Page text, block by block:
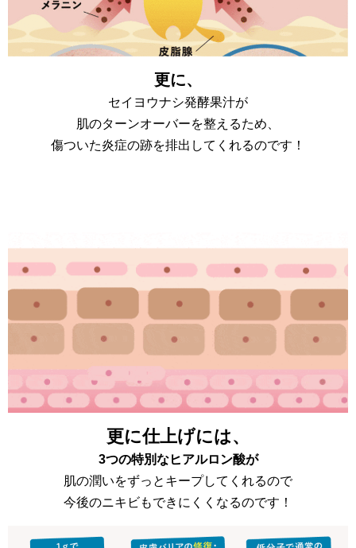
更に、
セイヨウナシ発酵果汁が
肌のターンオーバーを整えるため、
傷ついた炎症の跡を排出してくれるのです！
更に仕上げには、
3つの特別なヒアルロン酸が
肌の潤いをずっとキープしてくれるので
今後のニキビもできにくくなるのです！